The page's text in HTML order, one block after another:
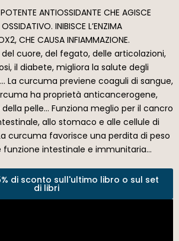
ANTIOSSIDANTE CHE AGISCE
INIBISCE L’ENZIMA
CHE CAUSA INFIAMMAZIONE.
cuore, del fegato, delle articolazioni,
il diabete, migliora la salute degli
La curcuma previene coaguli di sangue,
ha proprietà anticancerogene,
pelle… Funziona meglio per il cancro
allo stomaco e alle cellule di
curcuma favorisce una perdita di peso
funzione intestinale e immunitaria…
di sconto sull'ultimo libro o sul set
di libri